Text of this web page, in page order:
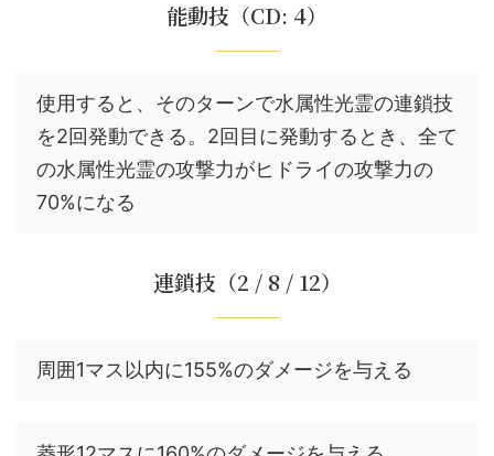
能動技（CD: 4）
使用すると、そのターンで水属性光霊の連鎖技
を2回発動できる。2回目に発動するとき、全て
の水属性光霊の攻撃力がヒドライの攻撃力の
70%になる
連鎖技（2 / 8 / 12）
周囲1マス以内に155%のダメージを与える